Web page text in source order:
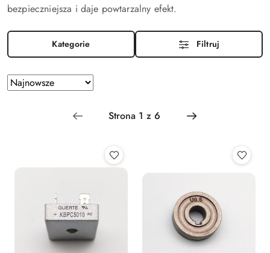
bezpieczniejsza i daje powtarzalny efekt.
Kategorie Filtruj
Zastosowano
sortowanie:
Sortuj
według